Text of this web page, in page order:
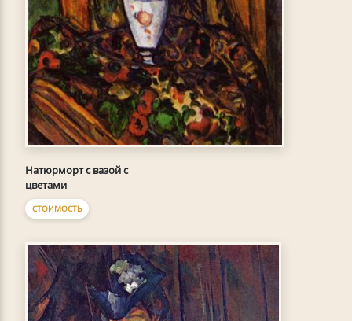
Натюрморт с вазой с
цветами
СТОИМОСТЬ